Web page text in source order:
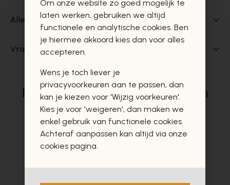
Alles over dit product
Vragen over dit product?
Deze producten zullen u zeker en
vast ook interesseren
Om onze website zo goed mogelijk te
laten werken, gebruiken we altijd
functionele en analytische cookies. Ben
je hiermee akkoord kies dan voor alles
accepteren.
Wens je toch liever je
privacyvoorkeuren aan te passen, dan
kan je kiezen voor 'Wijzig voorkeuren'.
Kies je voor 'weigeren', dan maken we
enkel gebruik van functionele cookies.
Achteraf aanpassen kan altijd via onze
cookies pagina.